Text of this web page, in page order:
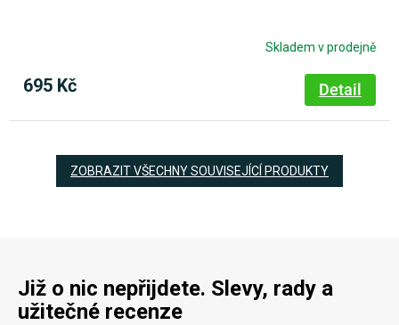
Skladem v prodejně
695 Kč Detail
ZOBRAZIT VŠECHNY SOUVISEJÍCÍ PRODUKTY
Již o nic nepřijdete. Slevy, rady a
užitečné recenze